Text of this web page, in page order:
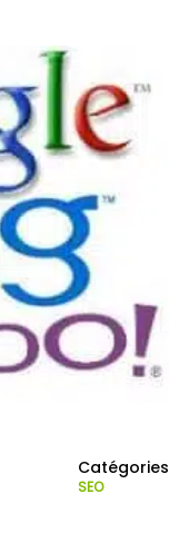
Catégories
SEO